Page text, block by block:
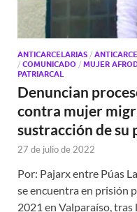
ANTICARCELARIAS /
/ COMUNICADO / MUJER
PATRIARCAL
Denuncian
contra mujer
sustracción de su
27 de julio de 2022
Por: Pajarx entre Púas
se encuentra en prisión
2021 en Valparaíso, tras